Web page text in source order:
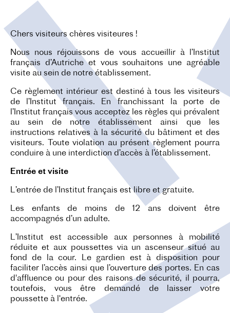
O
N
Chers visiteurs chères visiteures !
Nous nous réjouissons de vous accueillir à l’Institut
français d’Autriche et vous souhaitons une agréable
visite au sein de notre établissement.
Ce règlement intérieur est destiné à tous les visiteurs
de l’Institut français. En franchissant la porte de
l’Institut français vous acceptez les règles qui prévalent
au sein de notre établissement ainsi que les
instructions relatives à la sécurité du bâtiment et des
visiteurs. Toute violation au présent règlement pourra
conduire à une interdiction d’accès à l’établissement.
Entrée et visite
L’entrée de l’Institut français est libre et gratuite.
Les enfants de moins de 12 ans doivent être
accompagnés d’un adulte.
L’Institut est accessible aux personnes à mobilité
réduite et aux poussettes via un ascenseur situé au
fond de la cour. Le gardien est à disposition pour
faciliter l’accès ainsi que l’ouverture des portes. En cas
d'affluence ou pour des raisons de sécurité, il pourra,
toutefois, vous être demandé de laisser votre
poussette à l'entrée.